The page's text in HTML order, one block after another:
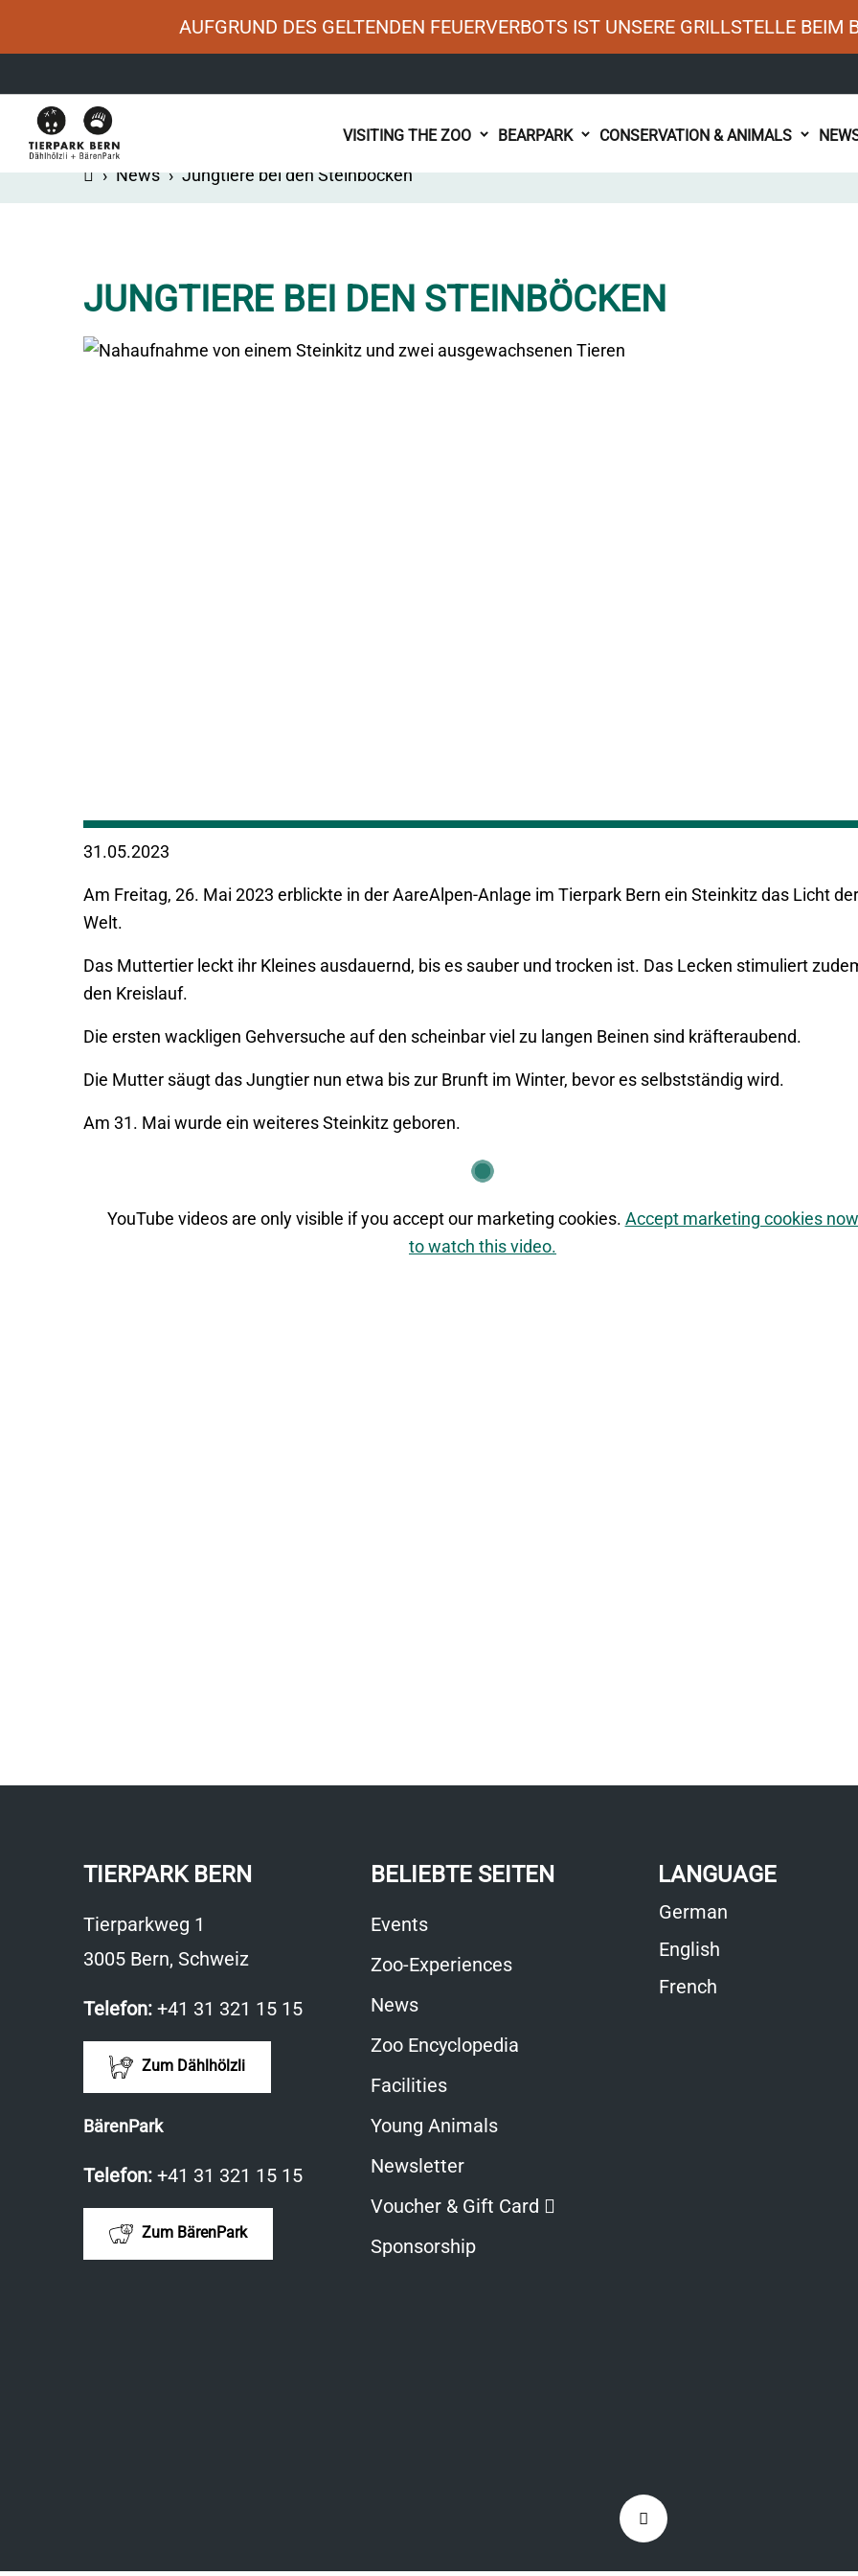
AUFGRUND DES GELTENDEN FEUERVERBOTS IST UNSERE GRILLSTELLE BEIM
navigation
VISITING THE ZOO BEARPARK CONSERVATION & ANIMALS
› News › Jungtiere bei den Steinböcken
JUNGTIERE BEI DEN STEINBÖCKEN
31.05.2023
Am Freitag, 26. Mai 2023 erblickte in der AareAlpen-Anlage im Tierpark Bern ein Steinkitz das Licht der
Welt.
Das Muttertier leckt ihr Kleines ausdauernd, bis es sauber und trocken ist. Das Lecken stimuliert
den Kreislauf.
Die ersten wackligen Gehversuche auf den scheinbar viel zu langen Beinen sind kräfteraubend.
Die Mutter säugt das Jungtier nun etwa bis zur Brunft im Winter, bevor es selbstständig wird.
Am 31. Mai wurde ein weiteres Steinkitz geboren.
YouTube videos are only visible if you accept our marketing cookies. Accept marketing cookies now
to watch this video.
TIERPARK BERN
Tierparkweg 1
3005 Bern, Schweiz
Telefon: +41 31 321 15 15
Zum Dählhölzli
BärenPark
Telefon: +41 31 321 15 15
Zum BärenPark
BELIEBTE SEITEN
Events
Zoo-Experiences
News
Zoo Encyclopedia
Facilities
Young Animals
Newsletter
Voucher & Gift Card
Sponsorship
LANGUAGE
German
English
French
Zurück